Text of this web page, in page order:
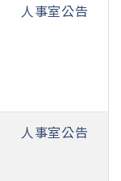
人事室公告
人事室公告